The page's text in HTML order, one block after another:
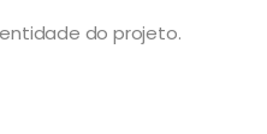
do projeto.